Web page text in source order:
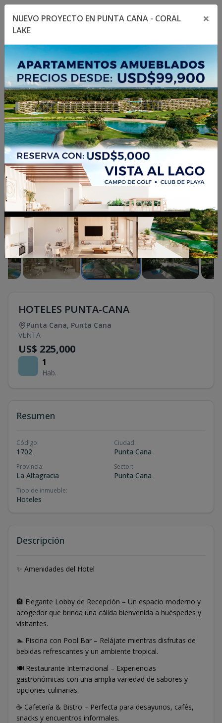
Toggle navigation menu
1/14
HOTELES PUNTA-CANA
Punta Cana, Punta Cana
VENTA
US$ 225,000
1
Hab.
Resumen
Código:
1702
Ciudad:
Punta Cana
Provincia:
La Altagracia
Sector:
Punta Cana
Tipo de inmueble:
Hoteles
Descripción
✨ Amenidades del Hotel
🏨 Elegante Lobby de Recepción – Un espacio moderno y
acogedor que brinda una cálida bienvenida a huéspedes y
visitantes.
🏊 Piscina con Pool Bar – Relájate mientras disfrutas de
bebidas refrescantes y un ambiente tropical.
🍽️ Restaurante Internacional – Experiencias
gastronómicas con una amplia variedad de sabores y
opciones culinarias.
☕ Cafetería & Bistro – Perfecta para desayunos, cafés,
snacks y encuentros informales.
NUEVO PROYECTO EN PUNTA CANA - CORAL
LAKE
×